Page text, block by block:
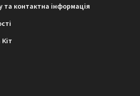
та контактна інформація